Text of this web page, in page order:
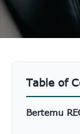
Table of
Bertemu